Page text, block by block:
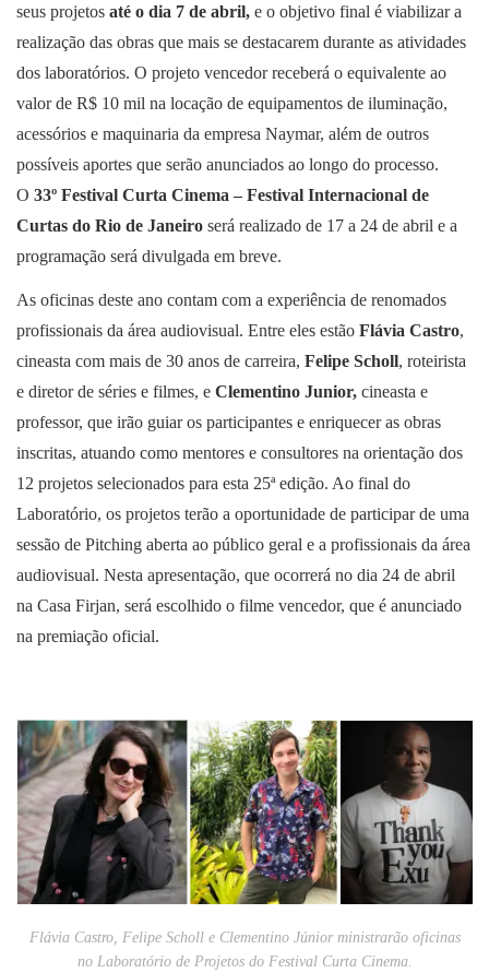
seus projetos até o dia 7 de abril, e o objetivo final é viabilizar a
realização das obras que mais se destacarem durante as atividades
dos laboratórios. O projeto vencedor receberá o equivalente ao
valor de R$ 10 mil na locação de equipamentos de iluminação,
acessórios e maquinaria da empresa Naymar, além de outros
possíveis aportes que serão anunciados ao longo do processo.
O 33º Festival Curta Cinema – Festival Internacional de
Curtas do Rio de Janeiro será realizado de 17 a 24 de abril e a
programação será divulgada em breve.
As oficinas deste ano contam com a experiência de renomados
profissionais da área audiovisual. Entre eles estão Flávia Castro,
cineasta com mais de 30 anos de carreira, Felipe Scholl, roteirista
e diretor de séries e filmes, e Clementino Junior, cineasta e
professor, que irão guiar os participantes e enriquecer as obras
inscritas, atuando como mentores e consultores na orientação dos
12 projetos selecionados para esta 25ª edição. Ao final do
Laboratório, os projetos terão a oportunidade de participar de uma
sessão de Pitching aberta ao público geral e a profissionais da área
audiovisual. Nesta apresentação, que ocorrerá no dia 24 de abril
na Casa Firjan, será escolhido o filme vencedor, que é anunciado
na premiação oficial.
Flávia Castro, Felipe Scholl e Clementino Júnior ministrarão oficinas
no Laboratório de Projetos do Festival Curta Cinema.